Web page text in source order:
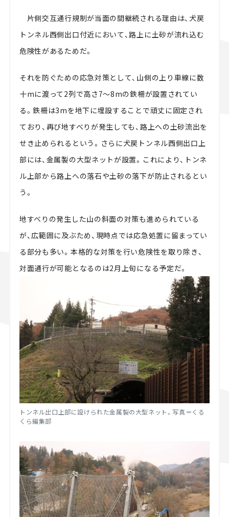
片側交互通行規制が当面の間継続される理由は、犬戻
トンネル西側出口付近において、路上に土砂が流れ込む
危険性があるためだ。
それを防ぐための応急対策として、山側の上り車線に数
十mに渡って2列で高さ7～8mの鉄柵が設置されてい
る。鉄柵は3mを地下に埋設することで頑丈に固定され
ており、再び地すべりが発生しても、路上への土砂流出を
せき止められるという。さらに犬戻トンネル西側出口上
部には、金属製の大型ネットが設置。これにより、トンネ
ル上部から路上への落石や土砂の落下が防止されるとい
う。
地すべりの発生した山の斜面の対策も進められている
が、広範囲に及ぶため、現時点では応急処置に留まってい
る部分も多い。本格的な対策を行い危険性を取り除き、
対面通行が可能となるのは2月上旬になる予定だ。
トンネル出口上部に設けられた金属製の大型ネット。写真＝くる
くら編集部